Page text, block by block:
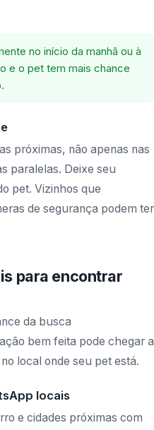
no início da manhã ou à
e o pet tem mais chance
próximas, não apenas nas
paralelas. Deixe seu
pet. Vizinhos que
de segurança podem ter
para encontrar
da busca
bem feita pode chegar a
local onde seu pet está.
locais
e cidades próximas com